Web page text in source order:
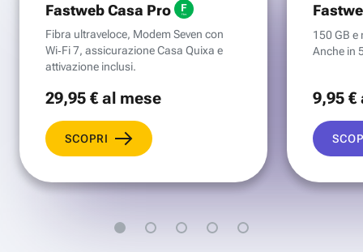
Fastweb Casa Pro
Fibra ultraveloce, Modem Seven con
Wi‑Fi 7, assicurazione Casa Quixa e
attivazione inclusi.
29,95 €al mese
SCOPRI
150 GB e
Anche in
9,95 €